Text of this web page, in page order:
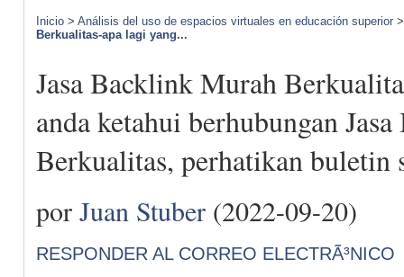
Inicio > Análisis del uso de espacios virtuales en educación superior
Berkualitas-apa lagi yang...
Jasa Backlink Murah
anda ketahui berhubungan
Berkualitas, perhatikan buletin
por Juan Stuber (2022-09-20)
RESPONDER AL CORREO ELECTRÃ³NICO